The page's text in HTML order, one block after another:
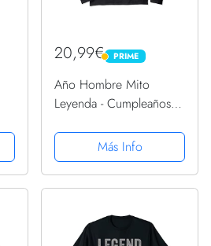
20,99€ PRIME
PRIME
Año Hombre Mito
Leyenda - Cumpleaños
Manga LargaMás Info